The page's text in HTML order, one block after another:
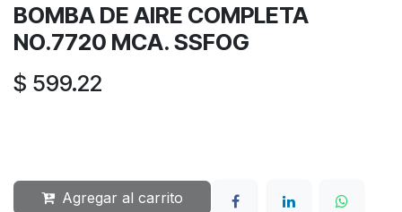
BOMBA DE AIRE COMPLETA
NO.7720 MCA. SSFOG
$ 599.22
Agregar al carrito